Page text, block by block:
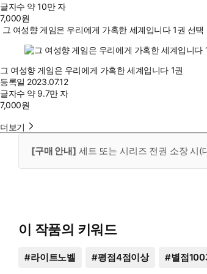
글자수 약 10만 자
7,000원
그 여성향 게임은 우리에게 가혹한 세계입니다 1권 선택
그 여성향 게임은 우리에게 가혹한 세계입니다 1권
등록일 2023.07.12
글자수 약 9.7만 자
7,000원
더보기
[구매 안내] 세트 또는 시리즈 전권 소장 시
이 작품의 키워드
#라이트노벨 #평점4점이상 #별점